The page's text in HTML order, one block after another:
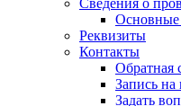
Основные
Реквизиты
Контакты
Обратная
Запись на
Задать